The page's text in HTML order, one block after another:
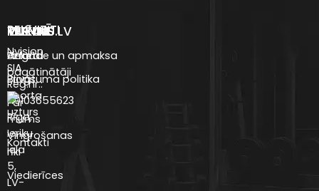
REKVIZĪTI
Nvision
SIA
Reģ.nr.:
40103655623
Rīga,
Ieriķu
iela
5,
LV-
VEIKALS
Uztura
bagātinātāji
Sporta
uzturs
Vingrošanas
rīki
Viedierīces
TRENINS.LV
Anketa
Blogs
Par
mums
Kontakti
IZVĒLNE
Piegāde un apmaksa
Privātuma politika